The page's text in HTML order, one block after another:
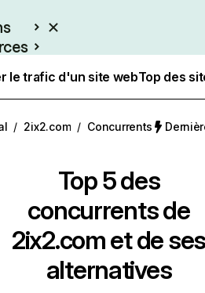
le trafic d'un site webTop des
/ 2ix2.com / Concurrents
Top 5 des
concurrents de
2ix2.com et de ses
alternatives